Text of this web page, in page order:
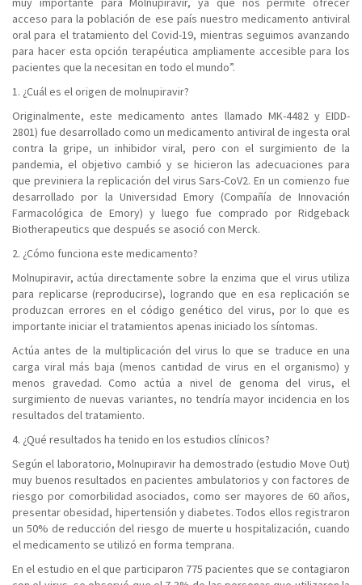
acceso para la población de ese país nuestro medicamento antiviral
oral para el tratamiento del Covid-19, mientras seguimos avanzando
para hacer esta opción terapéutica ampliamente accesible para los
pacientes que la necesitan en todo el mundo”.
1. ¿Cuál es el origen de molnupiravir?
Originalmente, este medicamento antes llamado MK-4482 y EIDD-
2801) fue desarrollado como un medicamento antiviral de ingesta oral
contra la gripe, un inhibidor viral, pero con el surgimiento de la
pandemia, el objetivo cambió y se hicieron las adecuaciones para
que previniera la replicación del virus Sars-CoV2. En un comienzo fue
desarrollado por la Universidad Emory (Compañía de Innovación
Farmacológica de Emory) y luego fue comprado por Ridgeback
Biotherapeutics que después se asoció con Merck.
2. ¿Cómo funciona este medicamento?
Molnupiravir, actúa directamente sobre la enzima que el virus utiliza
para replicarse (reproducirse), logrando que en esa replicación se
produzcan errores en el código genético del virus, por lo que es
importante iniciar el tratamientos apenas iniciado los síntomas.
Actúa antes de la multiplicación del virus lo que se traduce en una
carga viral más baja (menos cantidad de virus en el organismo) y
menos gravedad. Como actúa a nivel de genoma del virus, el
surgimiento de nuevas variantes, no tendría mayor incidencia en los
resultados del tratamiento.
4. ¿Qué resultados ha tenido en los estudios clínicos?
Según el laboratorio, Molnupiravir ha demostrado (estudio Move Out)
muy buenos resultados en pacientes ambulatorios y con factores de
riesgo por comorbilidad asociados, como ser mayores de 60 años,
presentar obesidad, hipertensión y diabetes. Todos ellos registraron
un 50% de reducción del riesgo de muerte u hospitalización, cuando
el medicamento se utilizó en forma temprana.
En el estudio en el que participaron 775 pacientes que se contagiaron